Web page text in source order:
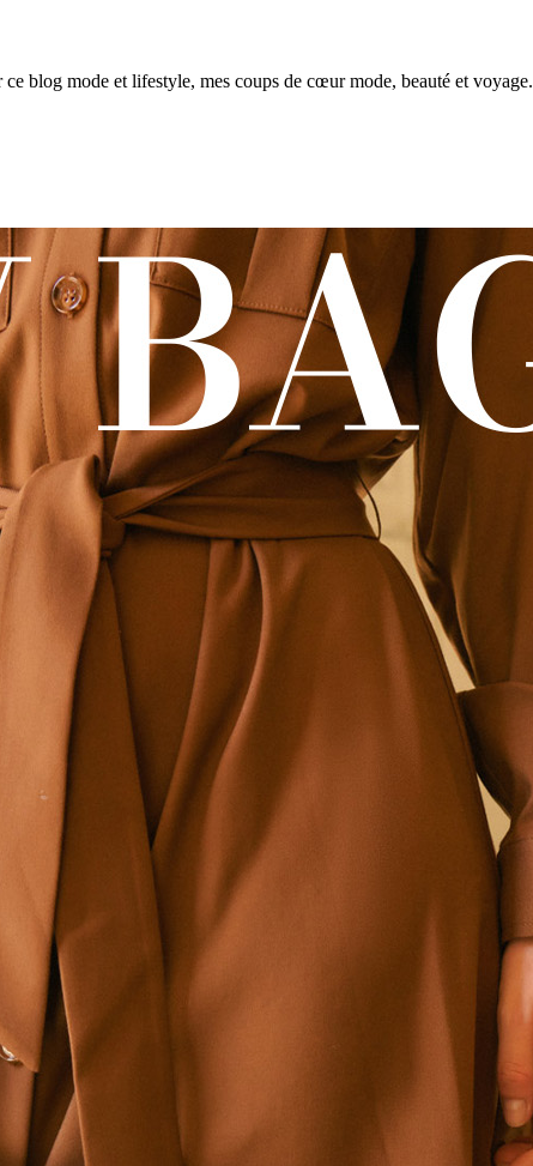
blog mode et lifestyle, mes coups de cœur mode, beauté et voyage.